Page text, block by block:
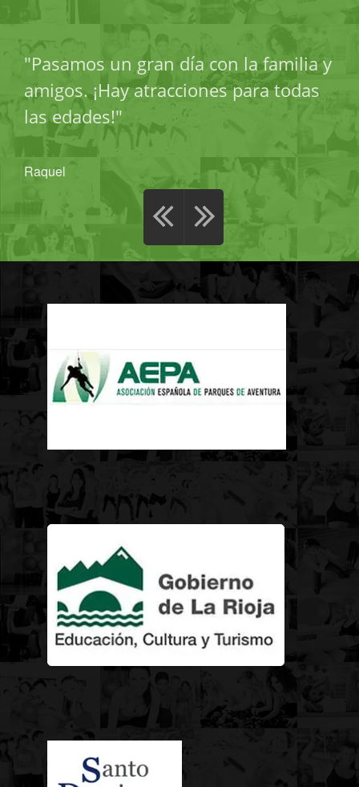
"Pasamos un gran día con la familia y
amigos. ¡Hay atracciones para todas
las edades!"
Raquel